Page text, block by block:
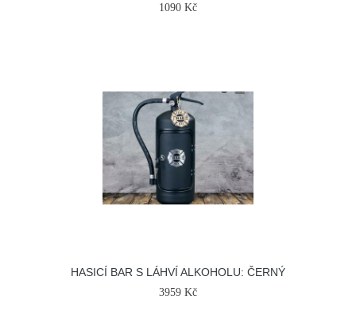
1090 Kč
HASICÍ BAR S LÁHVÍ ALKOHOLU: ČERNÝ
3959 Kč